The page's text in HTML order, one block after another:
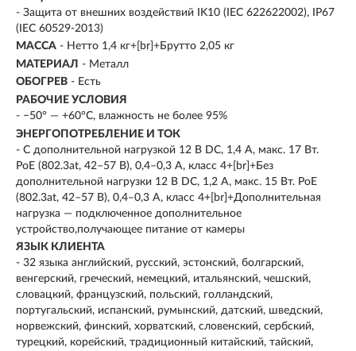
- Защита от внешних воздействий IK10 (IEC 622622002), IP67
(IEC 60529-2013)
МАССА - Нетто 1,4 кг+[br]+Брутто 2,05 кг
МАТЕРИАЛ - Металл
ОБОГРЕВ - Есть
РАБОЧИЕ УСЛОВИЯ
- −50° — +60°С, влажность не более 95%
ЭНЕРГОПОТРЕБЛЕНИЕ И ТОК
- С дополнительной нагрузкой 12 В DC, 1,4 А, макс. 17 Вт.
PoE (802.3at, 42–57 В), 0,4–0,3 А, класс 4+[br]+Без
дополнительной нагрузки 12 В DC, 1,2 А, макс. 15 Вт. PoE
(802.3at, 42–57 В), 0,4–0,3 А, класс 4+[br]+Дополнительная
нагрузка — подключенное дополнительное
устройство,получающее питание от камеры
ЯЗЫК КЛИЕНТА
- 32 языка английский, русский, эстонский, болгарский,
венгерский, греческий, немецкий, итальянский, чешский,
словацкий, французский, польский, голландский,
португальский, испанский, румынский, датский, шведский,
норвежский, финский, хорватский, словенский, сербский,
турецкий, корейский, традиционный китайский, тайский,